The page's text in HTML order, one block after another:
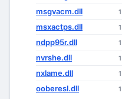
msgvacm.dll
msxactps.dll
ndpp95r.dll
nvrshe.dll
nxlame.dll
ooberesl.dll